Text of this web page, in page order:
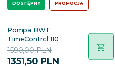
DOSTĘPNY PROMOCJA
Pompa BWT
TimeControl 110
1351,50 PLN
1590,00 PLN